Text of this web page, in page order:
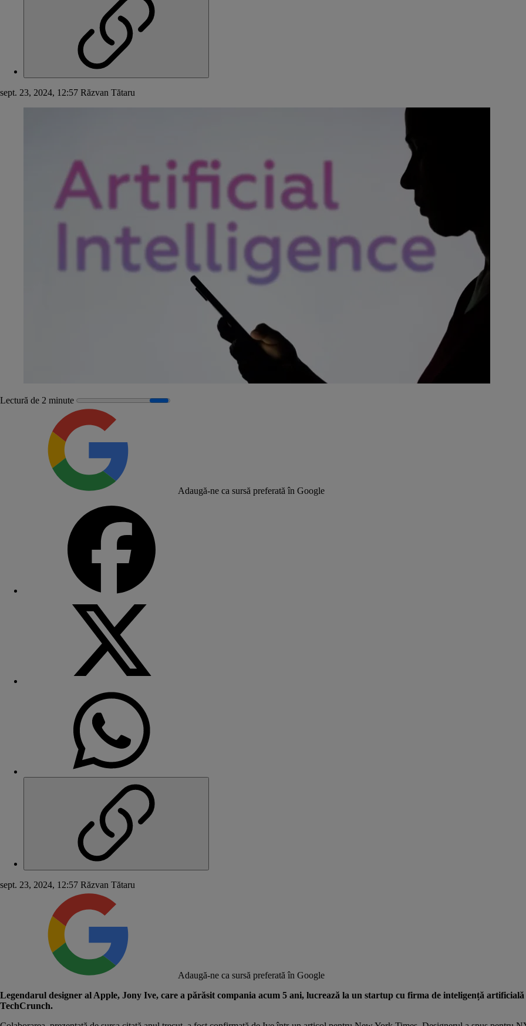
sept. 23, 2024, 12:57 Răzvan Tătaru
Lectură de 2 minute
Adaugă-ne ca sursă preferată în Google
sept. 23, 2024, 12:57 Răzvan Tătaru
Adaugă-ne ca sursă preferată în Google
Legendarul designer al Apple, Jony Ive, care a părăsit compania acum 5 ani, lucrează la un startup cu firma de inteligență
TechCrunch.